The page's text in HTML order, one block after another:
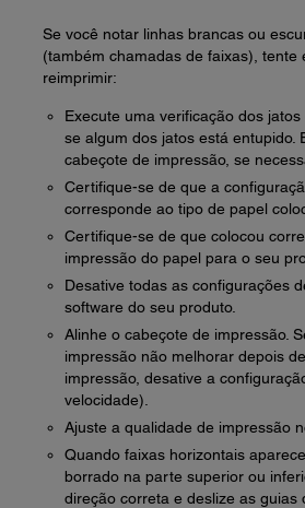
Se você notar linhas brancas ou
(também chamadas de faixas), tente
reimprimir:
Execute uma verificação dos
se algum dos jatos está entupido.
cabeçote de impressão, se
Certifique-se de que a
corresponde ao tipo de papel
Certifique-se de que colocou
impressão do papel para o seu
Desative todas as configurações
software do seu produto.
Alinhe o cabeçote de impressão.
impressão não melhorar depois
impressão, desative a
velocidade).
Ajuste a qualidade de impressão
Quando faixas horizontais
borrado na parte superior ou
direção correta e deslize as guias